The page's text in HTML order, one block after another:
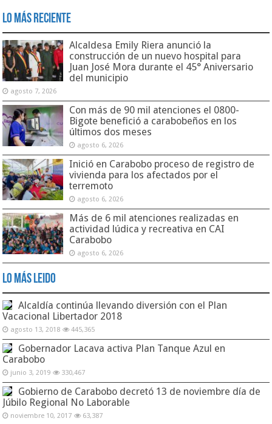
Lo Más Reciente
Alcaldesa Emily Riera anunció la
construcción de un nuevo hospital para
Juan José Mora durante el 45° Aniversario
del municipio
agosto 7, 2026
Con más de 90 mil atenciones el 0800-
Bigote benefició a carabobeños en los
últimos dos meses
agosto 6, 2026
Inició en Carabobo proceso de registro de
vivienda para los afectados por el
terremoto
agosto 6, 2026
Más de 6 mil atenciones realizadas en
actividad lúdica y recreativa en CAI
Carabobo
agosto 6, 2026
Lo Más Leido
Alcaldía continúa llevando diversión con el Plan
Vacacional Libertador 2018
agosto 13, 2018 445,365
Gobernador Lacava activa Plan Tanque Azul en
Carabobo
junio 3, 2019 330,467
Gobierno de Carabobo decretó 13 de noviembre día de
Júbilo Regional No Laborable
noviembre 10, 2017 63,387